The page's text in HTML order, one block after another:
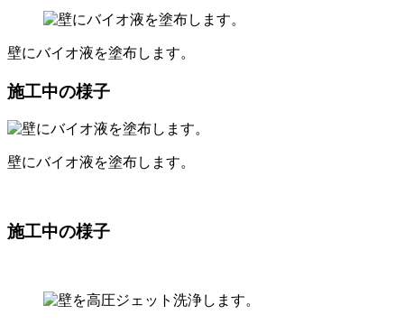
壁にバイオ液を塗布します。
施工中の様子
壁にバイオ液を塗布します。
施工中の様子